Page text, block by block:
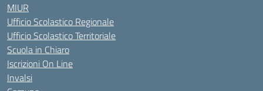
MIUR
Ufficio Scolastico Regionale
Ufficio Scolastico Territoriale
Scuola in Chiaro
Iscrizioni On Line
Invalsi